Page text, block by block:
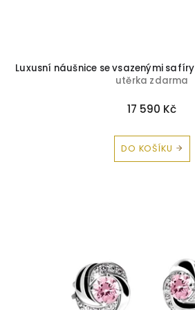
Luxusní náušnice se vsazenými safíry
utěrka zdarma
17 590 Kč
DO KOŠÍKU